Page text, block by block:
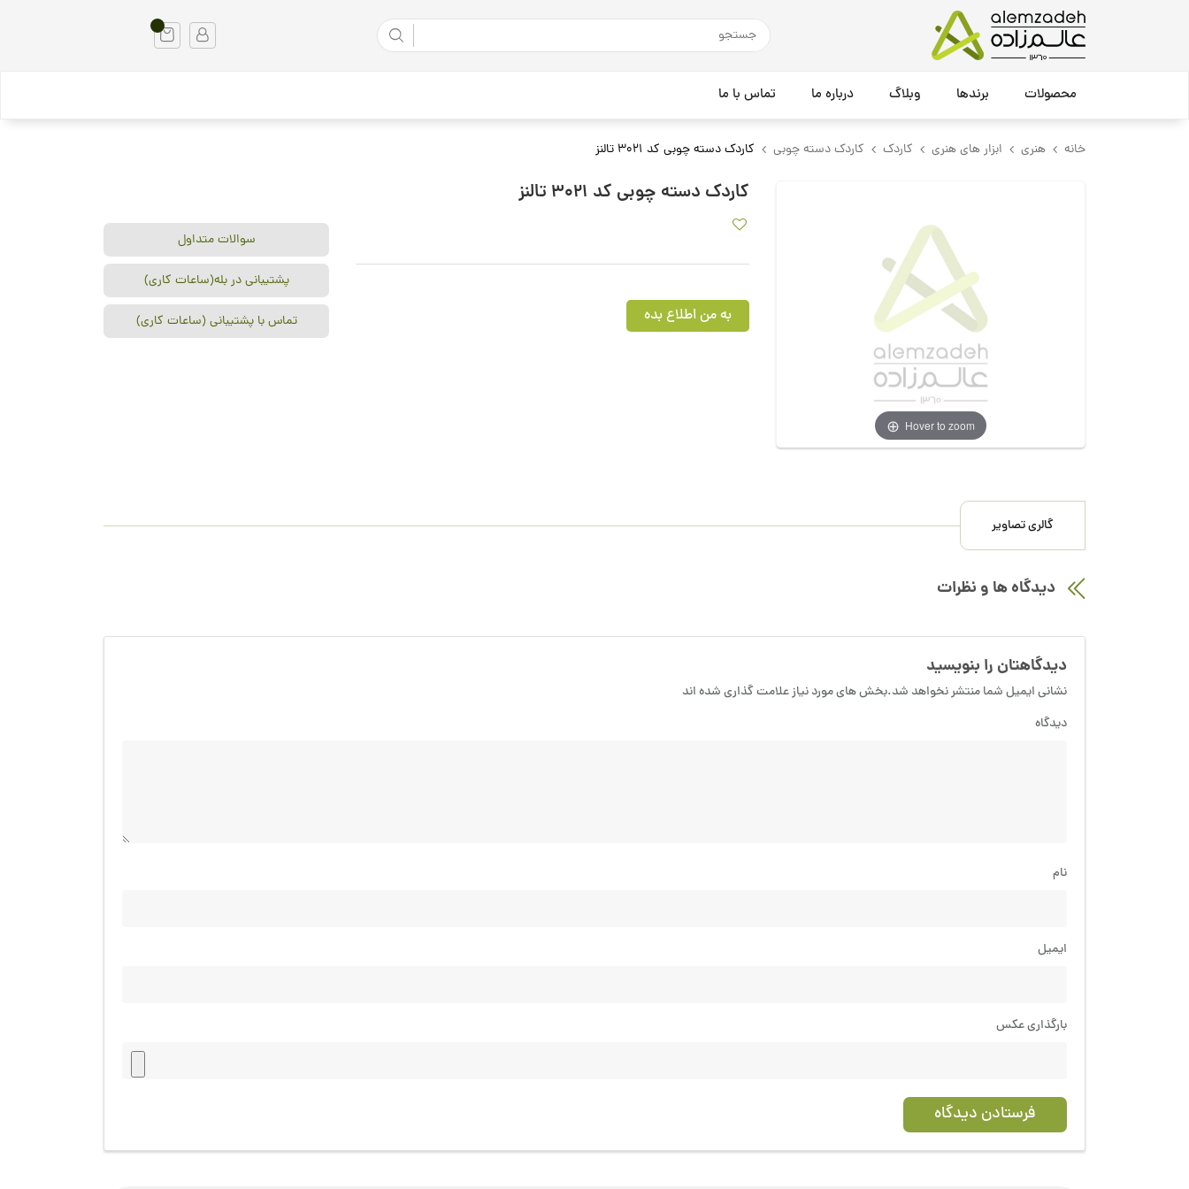
محصولات برندها وبلاگ درباره ما تماس با ما
خانه هنری ابزار های هنری کاردک کاردک دسته چوبی کاردک دسته چوبی کد 3021 تالنز
Hover to zoom
کاردک دسته چوبی کد 3021 تالنز
به من اطلاع بده
سوالات متداول
پشتیبانی در بله(ساعات کاری)
تماس با پشتیبانی (ساعات کاری)
گالری تصاویر
دیدگاه ها و نظرات
دیدگاهتان را بنویسید
نشانی ایمیل شما منتشر نخواهد شد.بخش های مورد نیاز علامت گذاری شده اند
دیدگاه
نام
ایمیل
بارگذاری عکس
فرستادن دیدگاه